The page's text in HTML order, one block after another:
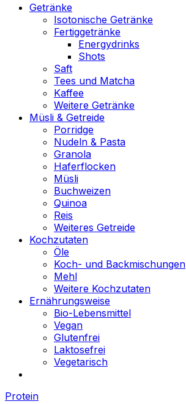
Getränke
Isotonische Getränke
Fertiggetränke
Energydrinks
Shots
Saft
Tees und Matcha
Kaffee
Weitere Getränke
Müsli & Getreide
Porridge
Nudeln & Pasta
Granola
Haferflocken
Müsli
Buchweizen
Quinoa
Reis
Weiteres Getreide
Kochzutaten
Öle
Koch- und Backmischungen
Mehl
Weitere Kochzutaten
Ernährungsweise
Bio-Lebensmittel
Vegan
Glutenfrei
Laktosefrei
Vegetarisch
Protein